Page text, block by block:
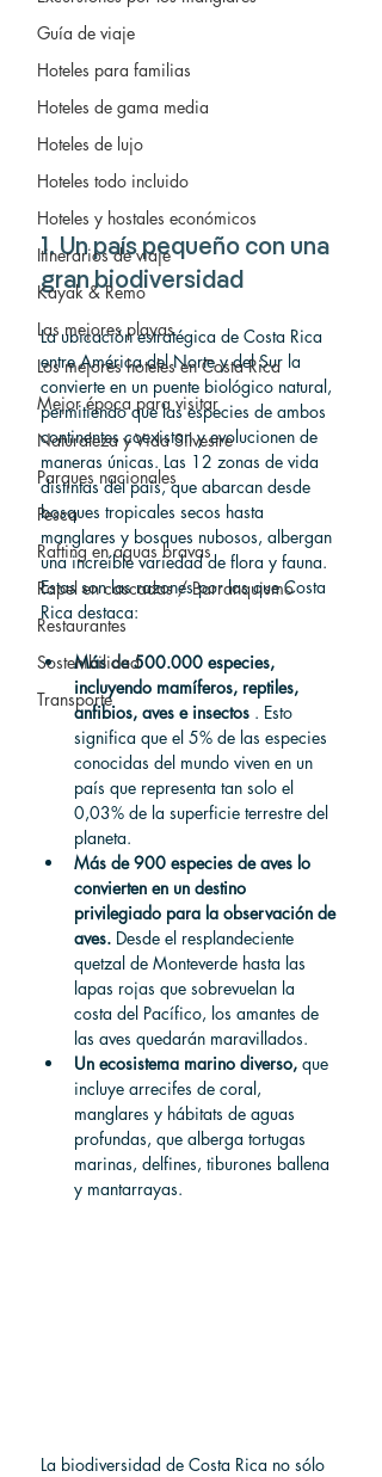
Guía de viaje
Hoteles para familias
Hoteles de gama media
Hoteles de lujo
Hoteles todo incluido
Hoteles y hostales económicos
Itinerarios de viaje
Kayak & Remo
Las mejores playas
Los mejores hoteles en Costa Rica
Mejor época para visitar
Naturaleza y Vida Silvestre
Parques nacionales
Pesca
Rafting en aguas bravas
Rapel en cascadas / Barranquismo
Restaurantes
Sostenibilidad
Transporte
1. Un país pequeño con una
gran biodiversidad
La ubicación estratégica de Costa Rica
entre América del Norte y del Sur la
convierte en un puente biológico natural,
permitiendo que las especies de ambos
continentes coexistan y evolucionen de
maneras únicas. Las 12 zonas de vida
distintas del país, que abarcan desde
bosques tropicales secos hasta
manglares y bosques nubosos, albergan
una increíble variedad de flora y fauna.
Estas son las razones por las que Costa
Rica destaca:
Más de 500.000 especies,
incluyendo mamíferos, reptiles,
anfibios, aves e insectos . Esto
significa que el 5% de las especies
conocidas del mundo viven en un
país que representa tan solo el
0,03% de la superficie terrestre del
planeta.
Más de 900 especies de aves lo
convierten en un destino
privilegiado para la observación de
aves. Desde el resplandeciente
quetzal de Monteverde hasta las
lapas rojas que sobrevuelan la
costa del Pacífico, los amantes de
las aves quedarán maravillados.
Un ecosistema marino diverso, que
incluye arrecifes de coral,
manglares y hábitats de aguas
profundas, que alberga tortugas
marinas, delfines, tiburones ballena
y mantarrayas.
La biodiversidad de Costa Rica no sólo